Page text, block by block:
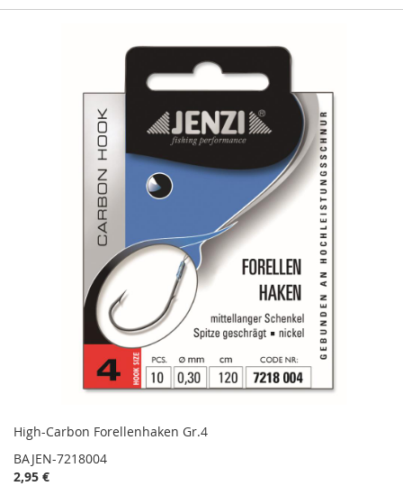
High-Carbon Forellenhaken Gr.4
BAJEN-7218004
2,95 €